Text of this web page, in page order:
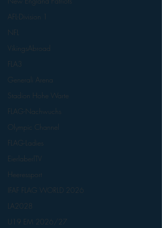
AFL-Division 1
NFL
VikingsAbroad
FLA3
Generali Arena
Stadion Hohe Warte
FLAG-Nachwuchs
Olympic Channel
FLAG-Ladies
EierlaberlTV
Heeressport
IFAF FLAG WORLD 2026
LA2028
U19 EM 2026/27